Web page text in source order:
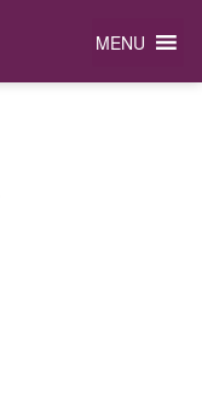
MENU